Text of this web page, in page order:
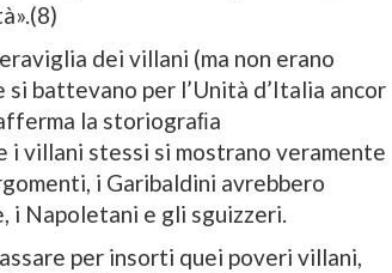
dei villani (ma non erano
battevano per l’Unità d’Italia ancor
la storiograﬁa
i villani stessi si mostrano veramente
i Garibaldini avrebbero
i Napoletani e gli sguizzeri.
per insorti quei poveri villani,